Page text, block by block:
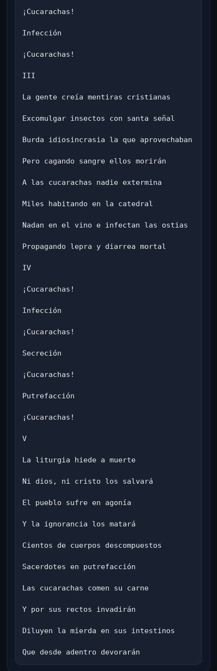
¡Cucarachas!
Infección
¡Cucarachas!
III
La gente creía mentiras cristianas
Excomulgar insectos con santa señal
Burda idiosincrasia la que aprovechaban
Pero cagando sangre ellos morirán
A las cucarachas nadie extermina
Miles habitando en la catedral
Nadan en el vino e infectan las ostias
Propagando lepra y diarrea mortal
IV
¡Cucarachas!
Infección
¡Cucarachas!
Secreción
¡Cucarachas!
Putrefacción
¡Cucarachas!
V
La liturgia hiede a muerte
Ni dios, ni cristo los salvará
El pueblo sufre en agonía
Y la ignorancia los matará
Cientos de cuerpos descompuestos
Sacerdotes en putrefacción
Las cucarachas comen su carne
Y por sus rectos invadirán
Diluyen la mierda en sus intestinos
Que desde adentro devorarán